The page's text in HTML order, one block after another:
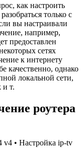
как настроить
только с
вы настраивали
например,
предоставлен
сетях
к интернету
качественно, однако
локальной сети,
и т.
роутера